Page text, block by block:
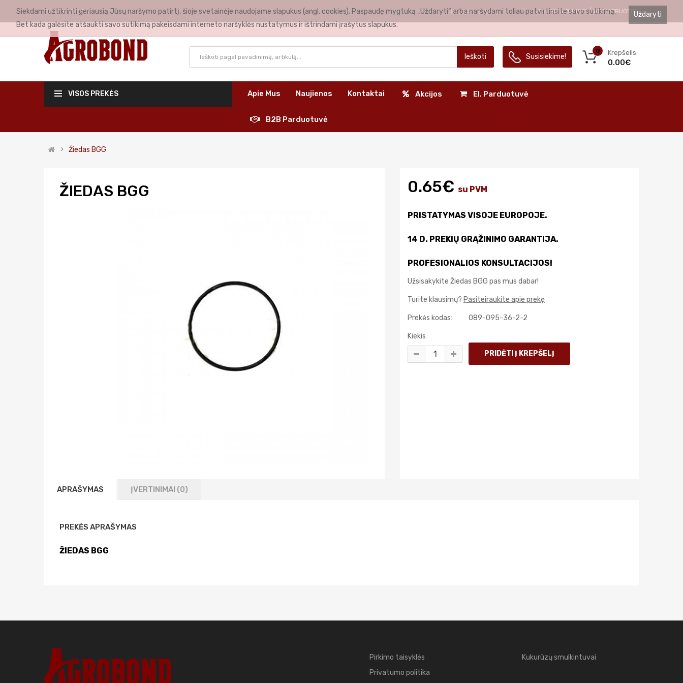
MANO PASKYRA KALBA LIETUVIŲ SVEIKI PRISIJUNGTI REGISTRUOTIS
Ieškoti Krepšelis
0
0.00€
Susisiekime!
VISOS PREKĖS Apie Mus Naujienos Kontaktai Akcijos El. Parduotuvė
B2B Parduotuvė
Žiedas BGG
ŽIEDAS BGG 0.65€ su PVM
PRISTATYMAS VISOJE EUROPOJE.
14 D. PREKIŲ GRĄŽINIMO GARANTIJA.
PROFESIONALIOS KONSULTACIJOS!
Užsisakykite Žiedas BGG pas mus dabar!
Turite klausimų? Pasiteiraukite apie prekę
Prekės kodas: 089-095-36-2-2
Kiekis
APRAŠYMAS ĮVERTINIMAI (0)
PREKĖS APRAŠYMAS
ŽIEDAS BGG
Pirkimo taisyklės
Privatumo politika
Kukurūzų smulkintuvai
Uždaryti
Siekdami užtikrinti geriausią Jūsų naršymo patirtį, šioje svetainėje naudojame slapukus (angl. cookies). Paspaudę mygtuką „Uždaryti“ arba naršydami toliau patvirtinsite savo sutikimą.
Bet kada galėsite atšaukti savo sutikimą pakeisdami interneto naršyklės nustatymus ir ištrindami įrašytus slapukus.